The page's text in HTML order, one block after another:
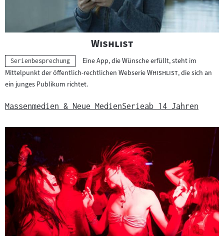
"
Wishlist"
Kategorie:
Serienbesprechung
Eine App, die Wünsche erfüllt, steht im
Mittelpunkt der öffentlich-rechtlichen Webserie"
Whishlist", die sich an
ein junges Publikum richtet.
Massenmedien & Neue MedienSerieab 14 Jahren